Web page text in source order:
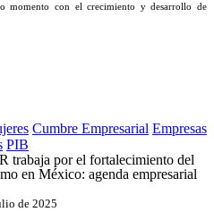
momento con el crecimiento y desarrollo de
Cumbre Empresarial Empresas
PIB
de 2025